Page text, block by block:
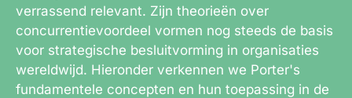
verrassend relevant. Zijn theorieën over
concurrentievoordeel vormen nog steeds de basis
voor strategische besluitvorming in organisaties
wereldwijd. Hieronder verkennen we Porter's
fundamentele concepten en hun toepassing in de